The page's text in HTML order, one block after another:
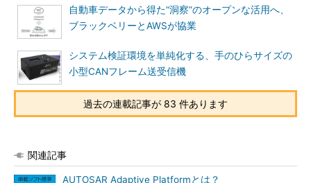
自動車データから得た“洞察”のオープンな活用へ、
ブラックベリーとAWSが協業
システム検証環境を単純化する、手のひらサイズの
小型CANフレーム送受信機
過去の連載記事が 83 件あります
関連記事
AUTOSAR Adaptive Platformとは？